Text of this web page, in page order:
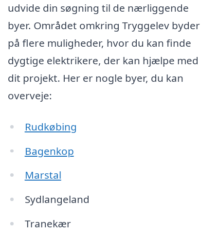
udvide din søgning til de nærliggende
byer. Området omkring Tryggelev byder
på flere muligheder, hvor du kan finde
dygtige elektrikere, der kan hjælpe med
dit projekt. Her er nogle byer, du kan
overveje:
Rudkøbing
Bagenkop
Marstal
Sydlangeland
Tranekær